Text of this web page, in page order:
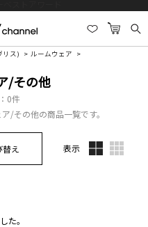
リス) ルームウェア
/その他
0件
/その他の商品一覧です。
え 表示
た。